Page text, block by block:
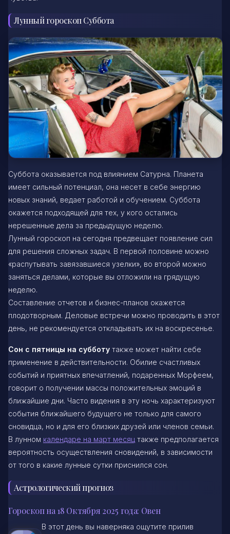
Лунный гороскоп Суббота
Суббота оказывается под влиянием Сатурна. Планета
имеет сильный потенциал, она несет в себе энергию
новых знаний, ведает работой и обучением. Суббота
окажется подходящей для тех, у кого остались
нерешенные дела за предыдущую неделю.
Лунный гороскоп на сегодня предвещает появление сил
для решения сложных задач. В первой половине можно
«распутывать завязавшиеся узелки», во второй можно
заняться делами, которые вы отложили на грядущую
неделю.
Составление отчетов и бизнес-планов окажется
плодотворным. Деловые встречи можно проводить в этот
день, не рекомендуется откладывать их на воскресенье.
Сон с пятницы на субботу также может найти себе
применение в действительности. Обилие счастливых
событий и приятных впечатлений, подаренных Морфеем,
говорит о получении массы положительных эмоций в
ближайшие дни. Часто видения в эту ночь характеризуют
события ближайшего будущего не только для самого
сновидца, но и для его близких друзей или членов семьи.
В лунном календаре на март месяц также предполагается
вероятность осуществления сновидений, в зависимости
от того в какие лунные сутки приснился сон.
Астрологический прогноз
Гороскоп на 18 Октября 2025 года: Овен
В этот день вы наверняка ощутите прилив